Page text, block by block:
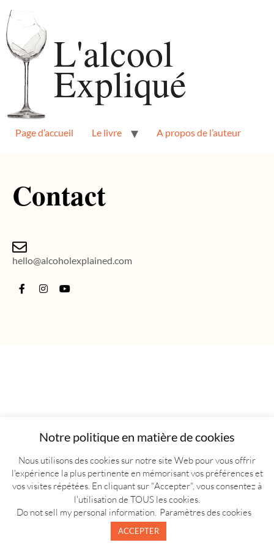
Page d’accueil Le livre A propos de l’auteur
Contact
hello@alcoholexplained.com
Notre politique en matière de cookies
Nous utilisons des cookies sur notre site Web pour vous offrir
l'expérience la plus pertinente en mémorisant vos préférences et
vos visites répétées. En cliquant sur "Accepter", vous consentez à
l'utilisation de TOUS les cookies.
Do not sell my personal information. Paramètres des cookies
ACCEPTER